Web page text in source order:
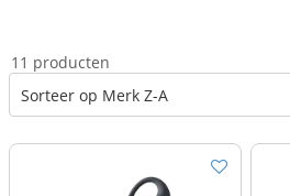
11 producten